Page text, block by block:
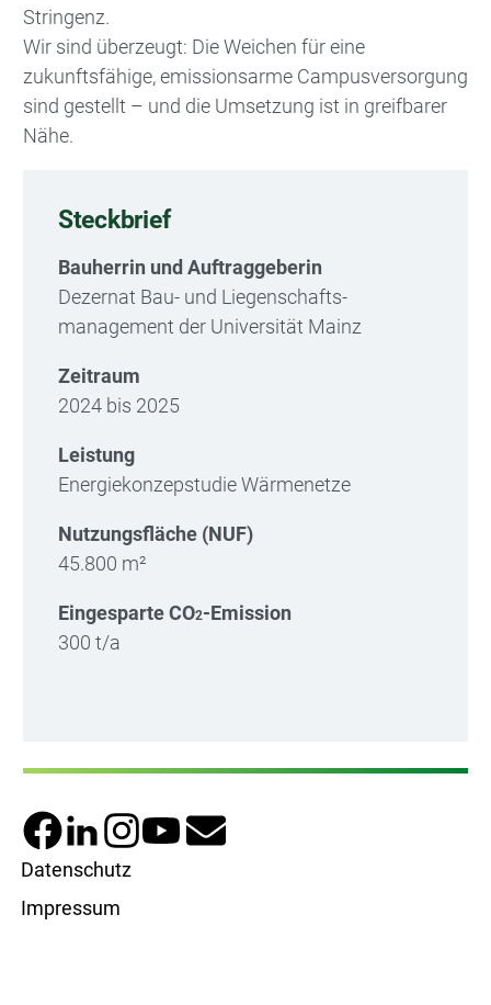
Stringenz.
Wir sind überzeugt: Die Weichen für eine
zukunftsfähige, emissionsarme Campusversorgung
sind gestellt – und die Umsetzung ist in greifbarer
Nähe.
Steckbrief
Bauherrin und Auftraggeberin
Dezernat Bau- und Liegenschafts­
management der Universität Mainz
Zeitraum
2024 bis 2025
Leistung
Energiekonzepstudie Wärmenetze
Nutzungsfläche (NUF)
45.800 m²
Eingesparte CO2-Emission
300 t/a
Fußzeilenmenü
Datenschutz
Impressum